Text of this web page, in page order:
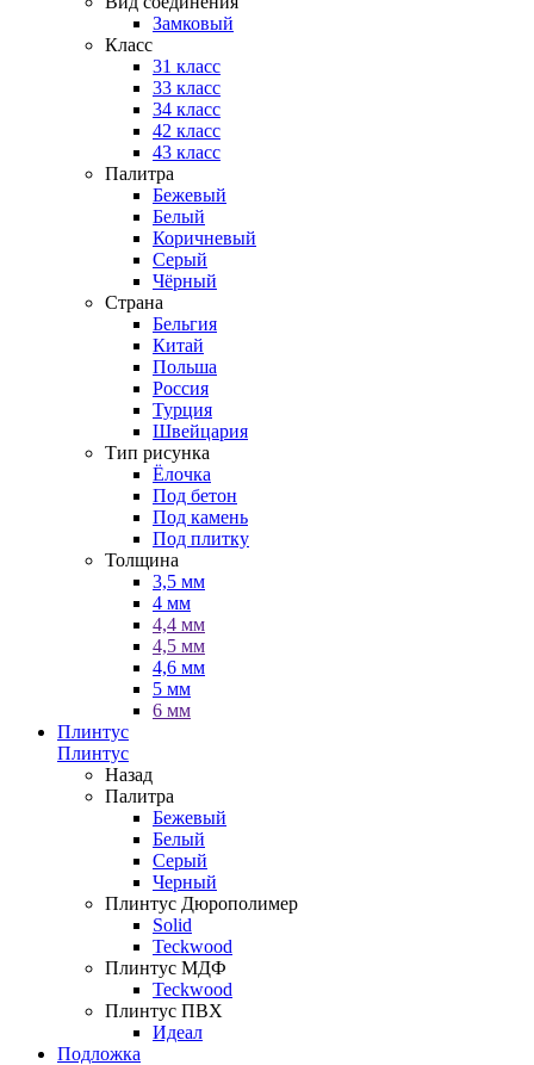
Замковый
Класс
31 класс
33 класс
34 класс
42 класс
43 класс
Палитра
Бежевый
Белый
Коричневый
Серый
Чёрный
Страна
Бельгия
Китай
Польша
Россия
Турция
Швейцария
Тип рисунка
Ёлочка
Под бетон
Под камень
Под плитку
Толщина
3,5 мм
4 мм
4,4 мм
4,5 мм
4,6 мм
5 мм
6 мм
Плинтус
Плинтус
Назад
Палитра
Бежевый
Белый
Серый
Черный
Плинтус Дюрополимер
Solid
Teckwood
Плинтус МДФ
Teckwood
Плинтус ПВХ
Идеал
Подложка